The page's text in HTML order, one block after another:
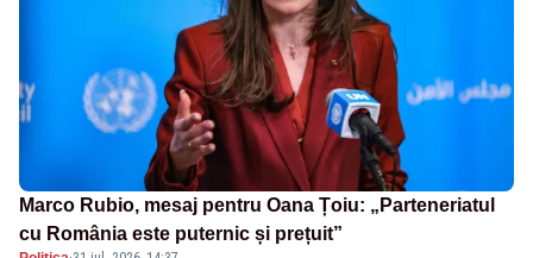
Marco Rubio, mesaj pentru Oana Țoiu: „Parteneriatul
cu România este puternic și prețuit”